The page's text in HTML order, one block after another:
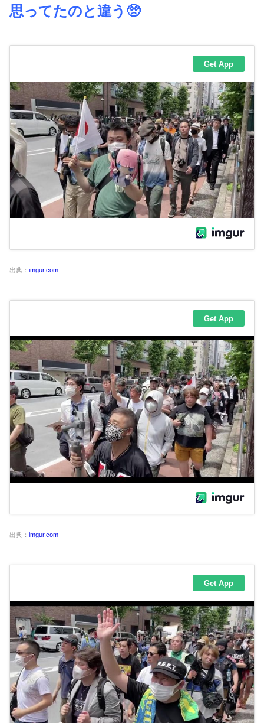
思ってたのと違う🥺
出典： imgur.com
出典： imgur.com